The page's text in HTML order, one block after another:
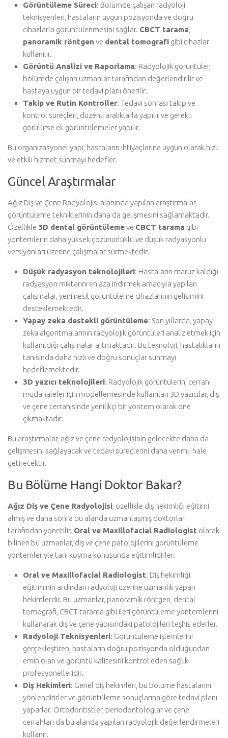
Görüntüleme Süreci: Bölümde çalışan radyoloji
teknisyenleri, hastaların uygun pozisyonda ve doğru
cihazlarla görüntülenmesini sağlar. CBCT tarama
panoramik röntgen ve dental tomografi gibi cihazlar
kullanılır.
Görüntü Analizi ve Raporlama: Radyolojik görüntüler,
bölümde çalışan uzmanlar tarafından değerlendirilir ve
hastaya uygun bir tedavi planı önerilir.
Takip ve Rutin Kontroller: Tedavi sonrası takip ve
kontrol süreçleri, düzenli aralıklarla yapılır ve gerekli
görülürse ek görüntülemeler yapılır.
Bu organizasyonel yapı, hastaların ihtiyaçlarına uygun olarak hızlı
ve etkili hizmet sunmayı hedefler.
Güncel Araştırmalar
Ağız Diş ve Çene Radyolojisi alanında yapılan araştırmalar,
görüntüleme tekniklerinin daha da gelişmesini sağlamaktadır.
Özellikle 3D dental görüntülemeve CBCT tarama gibi
yöntemlerin daha yüksek çözünürlüklü ve düşük radyasyonlu
versiyonları üzerine çalışmalar sürmektedir.
Düşük radyasyon teknolojileri: Hastaların maruz kaldığı
radyasyon miktarını en aza indirmek amacıyla yapılan
çalışmalar, yeni nesil görüntüleme cihazlarının gelişimini
desteklemektedir.
Yapay zeka destekli görüntüleme: Son yıllarda, yapay
zeka algoritmalarının radyolojik görüntüleri analiz etmek için
kullanıldığı çalışmalar artmaktadır. Bu teknoloji, hastalıkların
tanısında daha hızlı ve doğru sonuçlar sunmayı
hedeflemektedir.
3D yazıcı teknolojileri: Radyolojik görüntülerin, cerrahi
müdahaleler için modellemesinde kullanılan 3D yazıcılar, diş
ve çene cerrahisinde yenilikçi bir yöntem olarak öne
çıkmaktadır.
Bu araştırmalar, ağız ve çene radyolojisinin gelecekte daha da
gelişmesini sağlayacak ve tedavi süreçlerini daha verimli hale
getirecektir.
Bu Bölüme Hangi Doktor Bakar?
Ağız Diş ve Çene Radyolojisi , özellikle diş hekimliği eğitimi
almış ve daha sonra bu alanda uzmanlaşmış doktorlar
tarafından yönetilir. Oral ve Maxillofacial Radiologist olarak
bilinen bu uzmanlar, diş ve çene patolojilerini görüntüleme
yöntemleriyle tanı koyma konusunda eğitimlidirler.
Oral ve Maxillofacial Radiologist: Diş hekimliği
eğitiminin ardından radyoloji üzerine uzmanlık yapan
hekimlerdir. Bu uzmanlar, panoramik röntgen, dental
tomografi, CBCT tarama gibi ileri görüntüleme yöntemlerini
kullanarak diş ve çene yapısındaki patolojileri teşhis ederler.
Radyoloji Teknisyenleri: Görüntüleme işlemlerini
gerçekleştiren, hastaların doğru pozisyonda olduğundan
emin olan ve görüntü kalitesini kontrol eden sağlık
profesyonelleridir.
Diş Hekimleri: Genel diş hekimleri, bu bölüme hastalarını
yönlendirirler ve görüntüleme sonuçlarına göre tedavi planı
yaparlar. Ortodontistler, periodontologlar ve çene
cerrahları da bu alanda yapılan radyolojik değerlendirmeleri
kullanır.